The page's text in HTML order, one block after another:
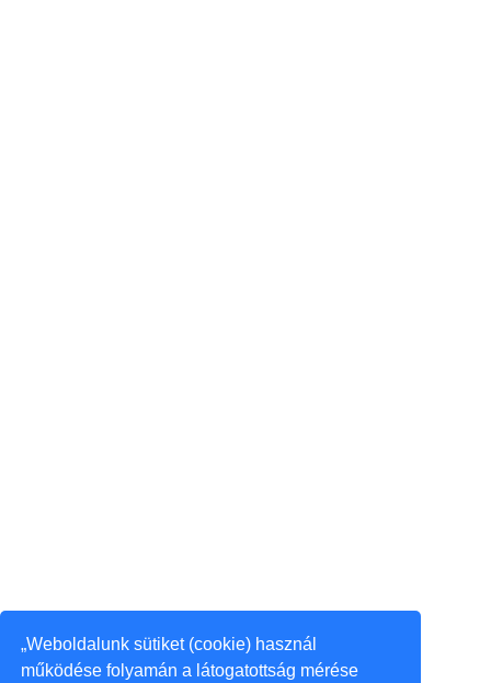
„Weboldalunk sütiket (cookie) használ
működése folyamán a látogatottság mérése